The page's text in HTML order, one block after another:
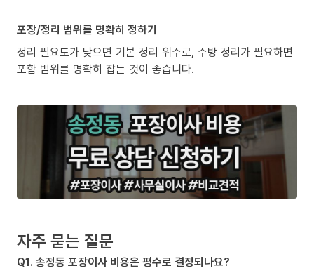
포장/정리 범위를 명확히 정하기
정리 필요도가 낮으면 기본 정리 위주로, 주방 정리가 필요하면
포함 범위를 명확히 잡는 것이 좋습니다.
자주 묻는 질문
Q1. 송정동 포장이사 비용은 평수로 결정되나요?